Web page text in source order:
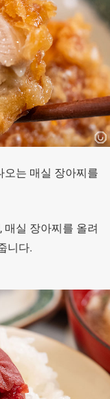
오는 매실 장아찌를
매실 장아찌를 올려
니다.